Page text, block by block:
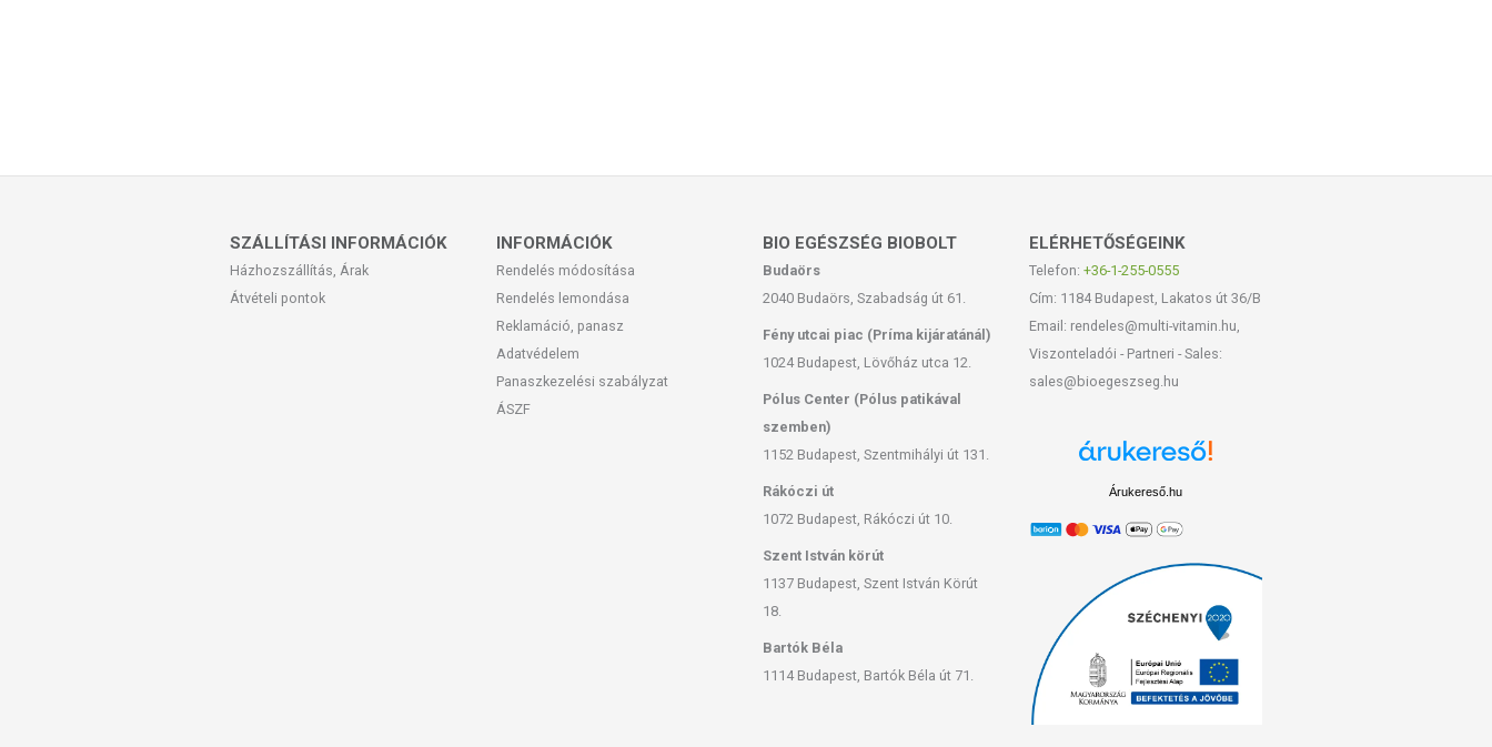
SZÁLLÍTÁSI INFORMÁCIÓK
Házhozszállítás, Árak
Átvételi pontok
INFORMÁCIÓK
Rendelés módosítása
Rendelés lemondása
Reklamáció, panasz
Adatvédelem
Panaszkezelési szabályzat
ÁSZF
BIO EGÉSZSÉG BIOBOLT
Budaörs
2040 Budaörs, Szabadság út 61.
Fény utcai piac (Príma kijáratánál)
1024 Budapest, Lövőház utca 12.
Pólus Center (Pólus patikával
szemben)
1152 Budapest, Szentmihályi út 131.
Rákóczi út
1072 Budapest, Rákóczi út 10.
Szent István körút
1137 Budapest, Szent István Körút
18.
Bartók Béla
1114 Budapest, Bartók Béla út 71.
ELÉRHETŐSÉGEINK
Telefon: +36-1-255-0555
Cím: 1184 Budapest, Lakatos út 36/B
Email: rendeles@multi-vitamin.hu,
Viszonteladói - Partneri - Sales:
sales@bioegeszseg.hu
Árukereső.hu